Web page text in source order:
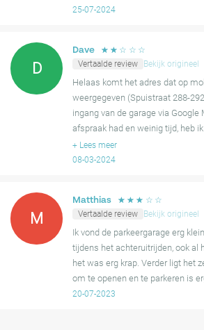
25-07-2024
D
Dave ☆ ☆ ☆ ☆ ☆
Vertaalde review
Bekijk origineel
Helaas komt het adres dat op
weergegeven (Spuistraat 288-
ingang van de garage via Google
afspraak had en weinig tijd, heb
geparkeerd, ondanks dat ik de
Ook de inf
+ Lees meer
08-03-2024
M
Matthias ☆ ☆ ☆ ☆ ☆
Vertaalde review
Bekijk origineel
Ik vond de parkeergarage erg
tijdens het achteruitrijden, ook al
het was erg krap. Verder ligt het
om te openen en te parkeren is
20-07-2023